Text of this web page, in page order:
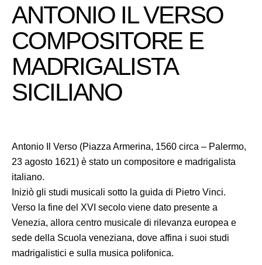
ANTONIO IL VERSO
COMPOSITORE E
MADRIGALISTA
SICILIANO
Antonio Il Verso (Piazza Armerina, 1560 circa – Palermo,
23 agosto 1621) è stato un compositore e madrigalista
italiano.
Iniziò gli studi musicali sotto la guida di Pietro Vinci.
Verso la fine del XVI secolo viene dato presente a
Venezia, allora centro musicale di rilevanza europea e
sede della Scuola veneziana, dove affina i suoi studi
madrigalistici e sulla musica polifonica.